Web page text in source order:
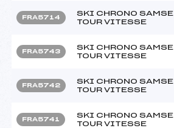
FRA5714
SKI CHRONO SAMSE
TOUR VITESSE
FRA5743
SKI CHRONO SAMSE
TOUR VITESSE
FRA5742
SKI CHRONO SAMSE
TOUR VITESSE
FRA5741
SKI CHRONO SAMSE
TOUR VITESSE